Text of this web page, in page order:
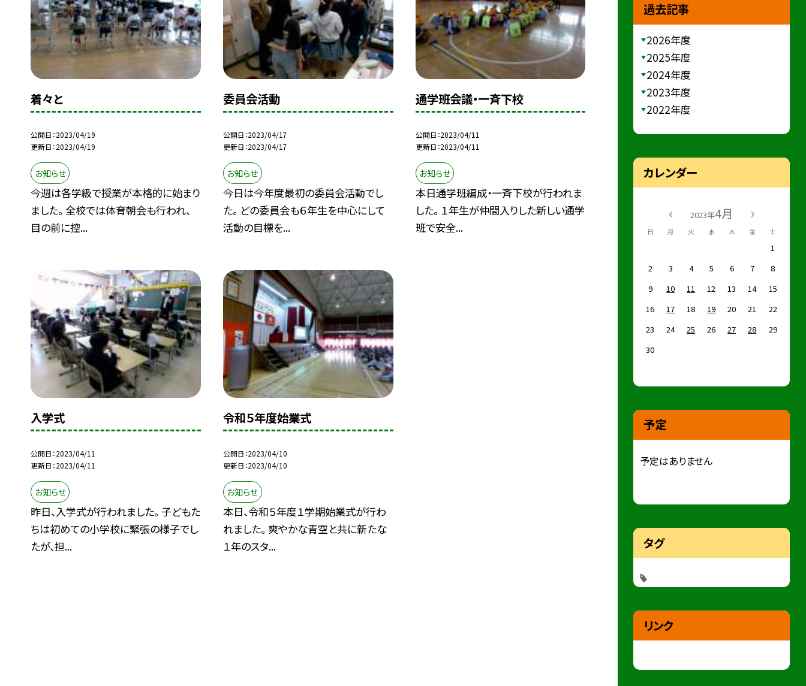
着々と
公開日 2023/04/19
更新日 2023/04/19
お知らせ
今週は各学級で授業が本格的に始まり
ました。 全校では体育朝会も行われ、
目の前に控...
委員会活動
公開日 2023/04/17
更新日 2023/04/17
お知らせ
今日は今年度最初の委員会活動でし
た。 どの委員会も６年生を中心にして
活動の目標を...
通学班会議・一斉下校
公開日 2023/04/11
更新日 2023/04/11
お知らせ
本日通学班編成・一斉下校が行われま
した。 １年生が仲間入りした新しい通学
班で安全...
入学式
公開日 2023/04/11
更新日 2023/04/11
お知らせ
昨日、入学式が行われました。 子どもた
ちは初めての小学校に緊張の様子でし
たが、担...
令和５年度始業式
公開日 2023/04/10
更新日 2023/04/10
お知らせ
本日、令和５年度１学期始業式が行わ
れました。 爽やかな青空と共に新たな
１年のスタ...
過去記事
2026年度
2025年度
2024年度
2023年度
2022年度
カレンダー
2023年4月
日 月 火 水 木 金 土
1
2
3 4 5 6 7
8
9
10 11 12 13 14
15
16
17 18 19 20 21
22
23
24 25 26 27 28
29
30
予定
予定はありません
タグ
リンク